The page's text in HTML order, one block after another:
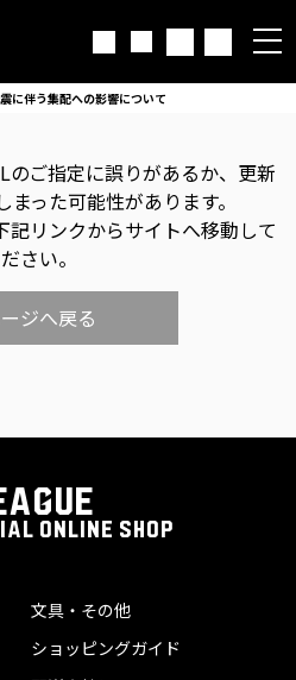
に伴う集配への影響について
のご指定に誤りがあるか、更新
った可能性があります。
記リンクからサイトへ移動して
さい。
ジへ戻る
ONLINE SHOP
文具・その他
ショッピングガイド